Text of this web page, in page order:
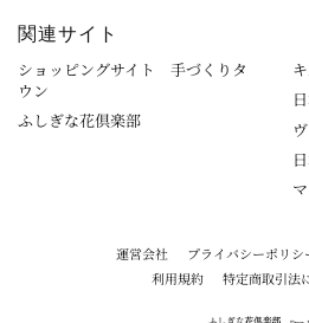
関連サイト
ショッピングサイト 手づくりタ
ウン
ふしぎな花倶楽部
運営会社 プライバシーポリシ
利用規約
特定商取引法